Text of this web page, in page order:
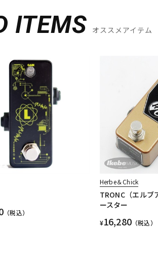
ITEMS オススメアイテム
（税込）
Herbe＆Chick
TRONC（エルブ
ースター
¥16,280 （税込）